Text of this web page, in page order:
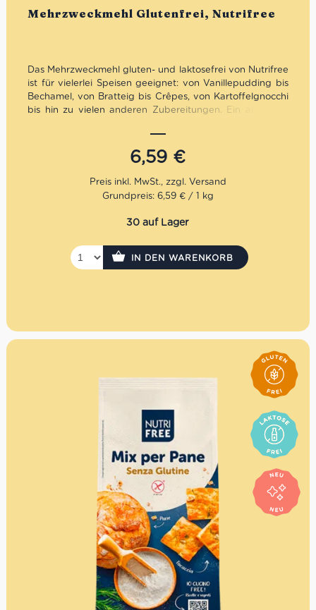
Mehrzweckmehl Glutenfrei, Nutrifree
Bewertet
Das Mehrzweckmehl gluten- und laktosefrei von Nutrifree
ist für vielerlei Speisen geeignet: von Vanillepudding bis
Bechamel, von Bratteig bis Crêpes, von Kartoffelgnocchi
bis hin zu vielen anderen Zubereitungen. Ein absolutes
Ohne Weizenstärke
Ohne Eier
6,59 €
Grundpreis: 6,59 € / 1 kg
30 auf Lager
IN DEN WARENKORB